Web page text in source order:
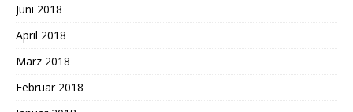
Juni 2018
April 2018
März 2018
Februar 2018